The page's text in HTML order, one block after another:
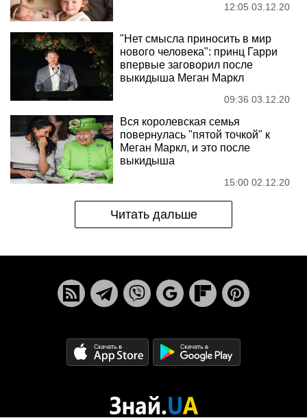
12:05 03.12.20
"Нет смысла приносить в мир
нового человека": принц Гарри
впервые заговорил после
выкидыша Меган Маркл
09:36 03.12.20
Вся королевская семья
повернулась "пятой точкой" к
Меган Маркл, и это после
выкидыша
15:00 02.12.20
Читать дальше